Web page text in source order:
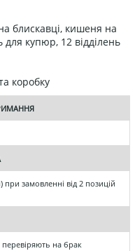
блискавці, кишеня на
для купюр, 12 відділень
коробку
замовленні від 2 позицій
перевіряють на брак